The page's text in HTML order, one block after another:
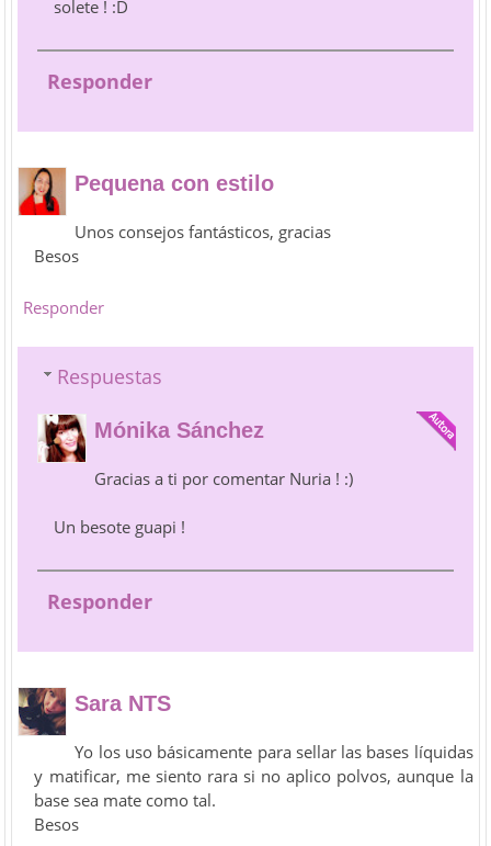
solete ! :D
Responder
Pequena con estilo
Unos consejos fantásticos, gracias
Besos
Responder
Respuestas
Mónika Sánchez
Gracias a ti por comentar Nuria ! :)
Un besote guapi !
Responder
Sara NTS
Yo los uso básicamente para sellar las bases líquidas
y matificar, me siento rara si no aplico polvos, aunque la
base sea mate como tal.
Besos